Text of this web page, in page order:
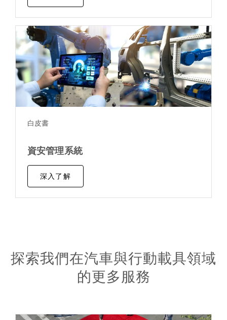
白皮書
資安管理系統
深入了解
探索我們在汽車與行動載具領域
的更多服務